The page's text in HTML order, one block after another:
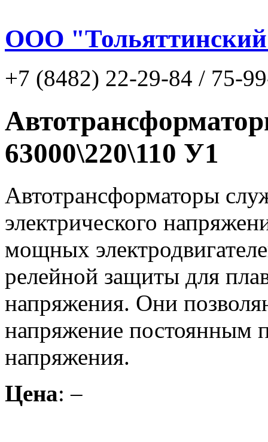
ООО
+7 (8482) 22-29-84 / 75-
63000\220\110 У1
Автотрансформаторы
электрического
мощных
релейной защиты для
напряжения. Они
напряжение постоянным
напряжения.
Цена: –